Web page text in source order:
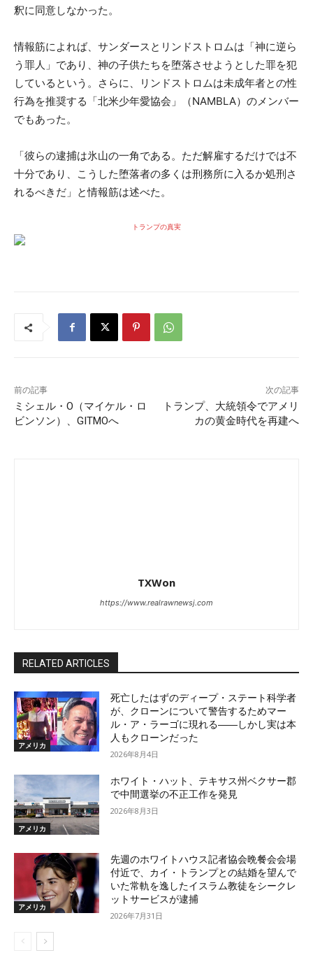
釈に同意しなかった。
情報筋によれば、サンダースとリンドストロムは「神に逆ら
う罪人」であり、神の子供たちを堕落させようとした罪を犯
しているという。さらに、リンドストロムは未成年者との性
行為を推奨する「北米少年愛協会」（NAMBLA）のメンバー
でもあった。
「彼らの逮捕は氷山の一角である。ただ解雇するだけでは不
十分であり、こうした堕落者の多くは刑務所に入るか処刑さ
れるべきだ」と情報筋は述べた。
トランプの真実
前の記事
ミシェル・O（マイケル・ロ
ビンソン）、GITMOへ
次の記事
トランプ、大統領令でアメリ
カの黄金時代を再建へ
TXWon
https://www.realrawnewsj.com
RELATED ARTICLES
アメリカ
死亡したはずのディープ・ステート科学者
が、クローンについて警告するためマー
ル・ア・ラーゴに現れる――しかし実は本
人もクローンだった
2026年8月4日
アメリカ
ホワイト・ハット、テキサス州ベクサー郡
で中間選挙の不正工作を発見
2026年8月3日
アメリカ
先週のホワイトハウス記者協会晩餐会会場
付近で、カイ・トランプとの結婚を望んで
いた常軌を逸したイスラム教徒をシークレ
ットサービスが逮捕
2026年7月31日